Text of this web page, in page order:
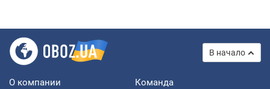
В начало
О компании Команда